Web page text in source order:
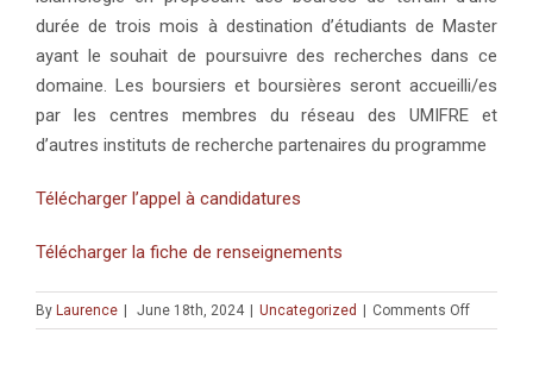
durée de trois mois à destination d’étudiants de Master
ayant le souhait de poursuivre des recherches dans ce
domaine. Les boursiers et boursières seront accueilli/es
par les centres membres du réseau des UMIFRE et
d’autres instituts de recherche partenaires du programme
Télécharger l’appel à candidatures
Télécharger la fiche de renseignements
By Laurence | June 18th, 2024 | Uncategorized | Comments Offon
APPEL